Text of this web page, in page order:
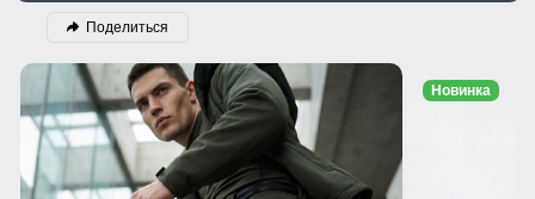
Поделиться
Новинка